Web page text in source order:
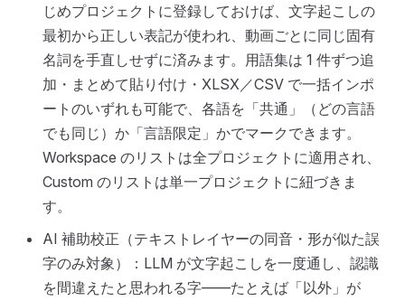
じめプロジェクトに登録しておけば、文字起こしの
最初から正しい表記が使われ、動画ごとに同じ固有
名詞を手直しせずに済みます。用語集は 1 件ずつ追
加・まとめて貼り付け・XLSX／CSV で一括インポ
ートのいずれも可能で、各語を「共通」（どの言語
でも同じ）か「言語限定」かでマークできます。
Workspace のリストは全プロジェクトに適用され、
Custom のリストは単一プロジェクトに紐づきま
す。
AI 補助校正（テキストレイヤーの同音・形が似た誤
字のみ対象）：LLM が文字起こしを一度通し、認識
を間違えたと思われる字——たとえば「以外」が